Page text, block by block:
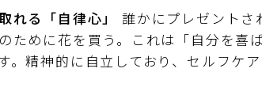
れる「自律心」
誰かにプレゼントさ
ために花を買う。これは「自分を喜
。精神的に自立しており、セルフケ